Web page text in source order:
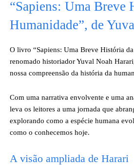
“Sapiens: Uma Breve
Humanidade”, de
O livro “Sapiens: Uma Breve História
renomado historiador Yuval Noah
nossa compreensão da história da
Com uma narrativa envolvente e uma
leva os leitores a uma jornada que
explorando como a espécie humana
como o conhecemos hoje.
A visão ampliada de Harari